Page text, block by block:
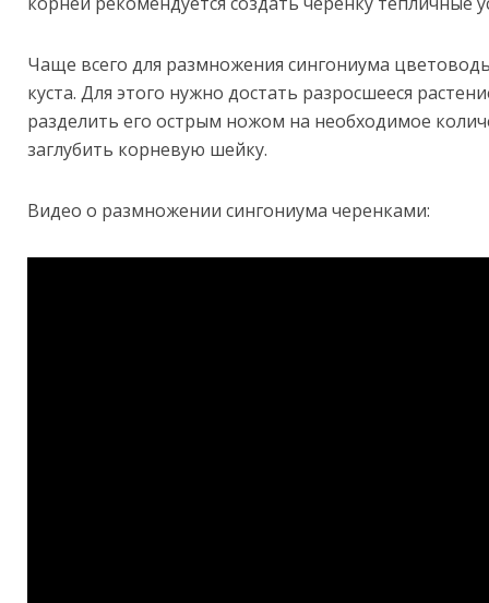
Чаще всего для размножения сингониума
куста. Для этого нужно достать разросшееся
разделить его острым ножом на необходимое
заглубить корневую шейку.
Видео о размножении сингониума черенками: